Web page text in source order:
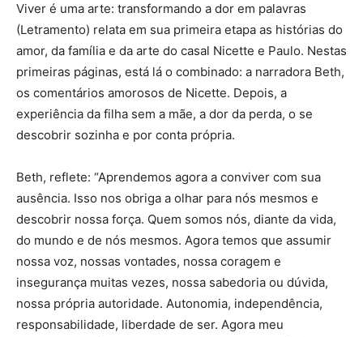
Viver é uma arte: transformando a dor em palavras
(Letramento) relata em sua primeira etapa as histórias do
amor, da família e da arte do casal Nicette e Paulo. Nestas
primeiras páginas, está lá o combinado: a narradora Beth,
os comentários amorosos de Nicette. Depois, a
experiência da filha sem a mãe, a dor da perda, o se
descobrir sozinha e por conta própria.
Beth, reflete: “Aprendemos agora a conviver com sua
ausência. Isso nos obriga a olhar para nós mesmos e
descobrir nossa força. Quem somos nós, diante da vida,
do mundo e de nós mesmos. Agora temos que assumir
nossa voz, nossas vontades, nossa coragem e
insegurança muitas vezes, nossa sabedoria ou dúvida,
nossa própria autoridade. Autonomia, independência,
responsabilidade, liberdade de ser. Agora meu